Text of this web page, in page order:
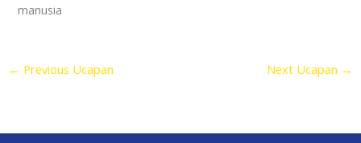
manusia
← Previous Ucapan Next Ucapan →